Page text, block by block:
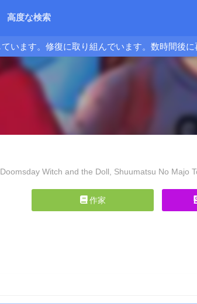
高度な検索
います。修復に取り組んでいます。数時間後に
Witch and the Doll, Shuumatsu No Majo
作家